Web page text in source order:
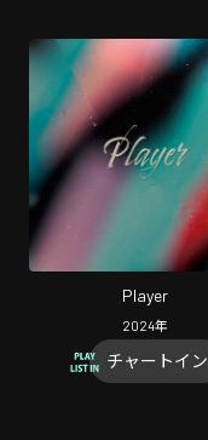
Player
2024年
チャートイン